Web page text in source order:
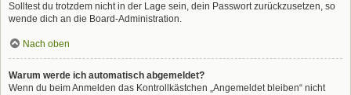
Solltest du trotzdem nicht in der Lage sein, dein Passwort zurückzusetzen, so
wende dich an die Board-Administration.
Nach oben
Warum werde ich automatisch abgemeldet?
Wenn du beim Anmelden das Kontrollkästchen „Angemeldet bleiben“ nicht